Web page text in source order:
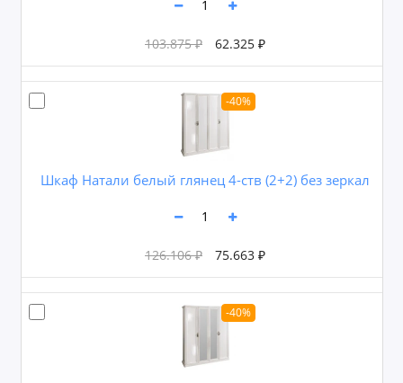
103.875 ₽ 62.325 ₽
-40%
Шкаф Натали белый глянец 4-ств (2+2) без зеркал
126.106 ₽ 75.663 ₽
-40%